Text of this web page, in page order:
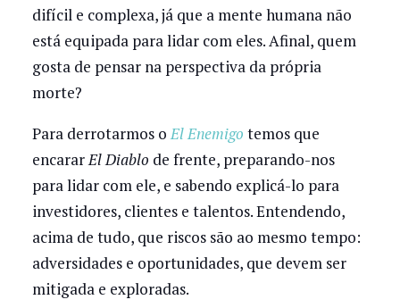
difícil e complexa, já que a mente humana não
está equipada para lidar com eles. Afinal, quem
gosta de pensar na perspectiva da própria
morte?
Para derrotarmos oEl Enemigo temos que
encararEl Diablo de frente, preparando-nos
para lidar com ele, e sabendo explicá-lo para
investidores, clientes e talentos. Entendendo,
acima de tudo, que riscos são ao mesmo tempo:
adversidades e oportunidades, que devem ser
mitigada e exploradas.